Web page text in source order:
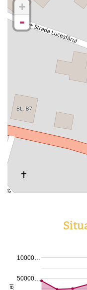
+
-
50000…
10000…